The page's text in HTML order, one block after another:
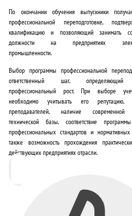
По окончании обучения выпускники
профессиональной переподготовке,
квалификацию и позволяющий занимать
должности на предприятиях
промышленности.
Выбор программы профессиональной
ответственный шаг, определяющий
профессиональный рост.При выборе
необходимо учитывать его репутацию,
преподавателей, наличие современной
технической базы, соответствие
профессиональных стандартов и
также возможность прохождения
действующих предприятиях отрасли.